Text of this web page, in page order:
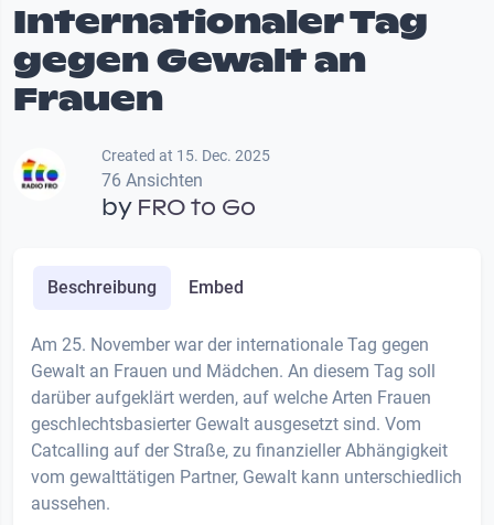
Internationaler Tag
gegen Gewalt an
Frauen
Created at 15. Dec. 2025
76 Ansichten
by FRO to Go
Beschreibung Embed
Am 25. November war der internationale Tag gegen
Gewalt an Frauen und Mädchen. An diesem Tag soll
darüber aufgeklärt werden, auf welche Arten Frauen
geschlechtsbasierter Gewalt ausgesetzt sind. Vom
Catcalling auf der Straße, zu finanzieller Abhängigkeit
vom gewalttätigen Partner, Gewalt kann unterschiedlich
aussehen.